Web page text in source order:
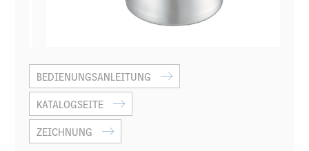
BEDIENUNGSANLEITUNG
KATALOGSEITE
ZEICHNUNG